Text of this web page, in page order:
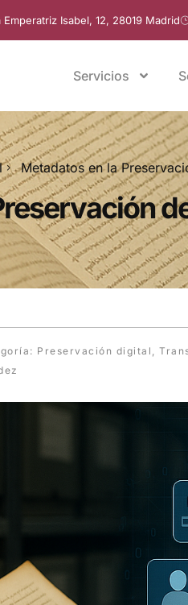
Emperatriz Isabel, 12, 28019 Madrid
Servicios
Metadatos en la
Preservación digital